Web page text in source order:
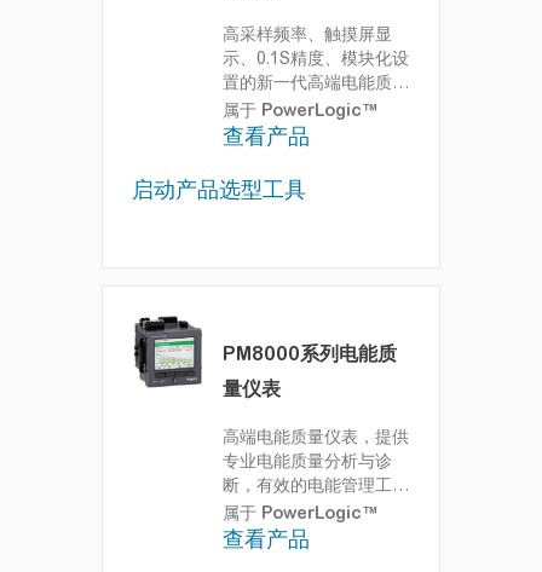
高采样频率、触摸屏显
示、0.1S精度、模块化设
置的新一代高端电能质量
监测产品 装置以Class
0.1S高精度通过世界高精
计严格符合网路安全认证
标准，并可与已有安全驱
对IoT时代下快速变化的
ION 架构具有可编程性，
变。凭借高精度测量功
能，基于EcoStruxure
Power架构，
PowerLogic™
ION9000可提供安全、可
属于 PowerLogic™
查看产品
启动产品选型工具
PM8000系列电能质
量仪表
高端电能质量仪表，提供
专业电能质量分析与诊
断，有效的电能管理工具
.属于 PowerLogic™
查看产品